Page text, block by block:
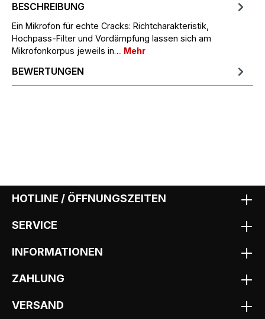
BESCHREIBUNG
Ein Mikrofon für echte Cracks: Richtcharakteristik,
Hochpass-Filter und Vordämpfung lassen sich am
Mikrofonkorpus jeweils in… Mehr
BEWERTUNGEN
HOTLINE / ÖFFNUNGSZEITEN
SERVICE
INFORMATIONEN
ZAHLUNG
VERSAND